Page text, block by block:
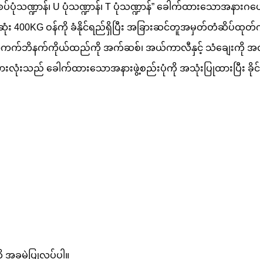
ာန်၊ U ပုံသဏ္ဍာန်၊ T ပုံသဏ္ဍာန်” ခေါက်ထားသောအနား
400KG ဝန်ကို ခံနိုင်ရည်ရှိပြီး အခြားဆင်တူအမှတ်တံဆိပ်ထုတ်
က်ဘိနက်ကိုယ်ထည်ကို အက်ဆစ်၊ အယ်ကာလီနှင့် သံချေးကို အလွန်ခံနိုင်
းလုံးသည် ခေါက်ထားသောအနားဖွဲ့စည်းပုံကို အသုံးပြုထားပြီး
ခမဲ့ပြုလုပ်ပါ။